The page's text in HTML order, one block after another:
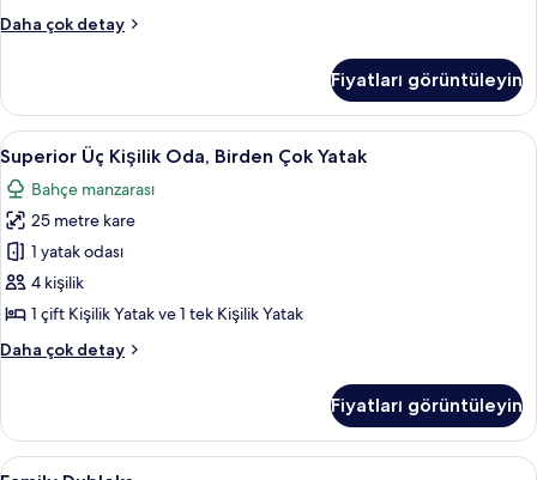
için
görün
Daha çok detay
Standard
Oda,
Yatak
Odası
hakkında
daha
fazla
detay
Fiyatları görüntüleyin
Superior
Üç
Kişilik
Oda,
Birden
Çok
Yatak
tüm
Superior Üç Kişilik Oda, Birden Çok
6
Superior Üç Kişilik Oda, Birden Çok Yatak
Bahçe manzarası
25 metre kare
1 yatak odası
4 kişilik
1 çift Kişilik Yatak ve 1 tek Kişilik Yatak
Daha çok detay
Superior
Birden
Çok
Fiyatları görüntüleyin
Family
Family Dubleks | Kaliteli yatak takımı,